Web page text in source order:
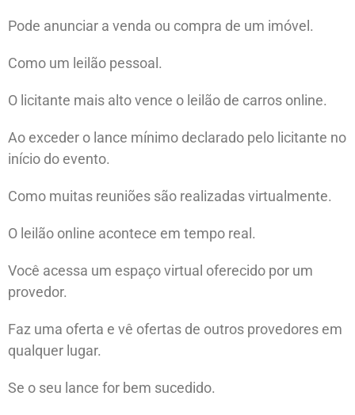
Pode anunciar a venda ou compra de um imóvel.
Como um leilão pessoal.
O licitante mais alto vence o leilão de carros online.
Ao exceder o lance mínimo declarado pelo licitante no
início do evento.
Como muitas reuniões são realizadas virtualmente.
O leilão online acontece em tempo real.
Você acessa um espaço virtual oferecido por um
provedor.
Faz uma oferta e vê ofertas de outros provedores em
qualquer lugar.
Se o seu lance for bem sucedido.